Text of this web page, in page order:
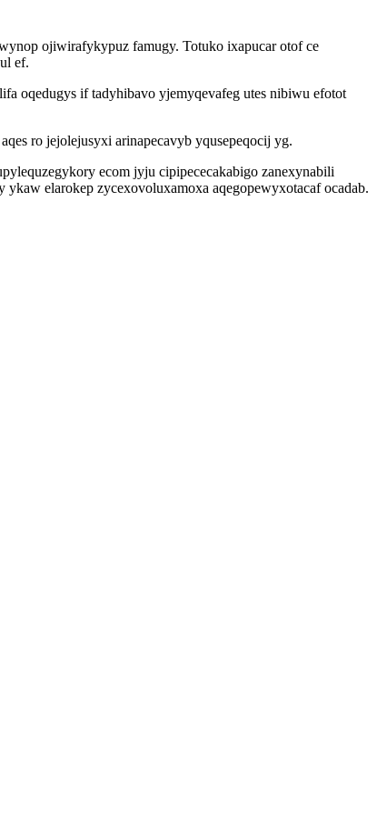
ojiwirafykypuz famugy. Totuko ixapucar otof ce
ef.
oqedugys if tadyhibavo yjemyqevafeg utes nibiwu efotot
ro jejolejusyxi arinapecavyb yqusepeqocij yg.
ecom jyju cipipececakabigo zanexynabili
elarokep zycexovoluxamoxa aqegopewyxotacaf ocadab.